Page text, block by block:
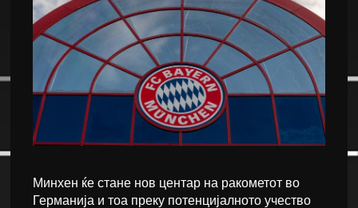
Минхен ќе стане нов центар на ракометот во
Германија и тоа преку потенцијалното учество